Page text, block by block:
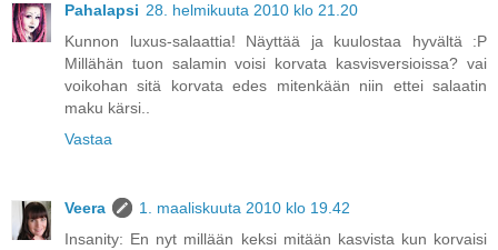
Pahalapsi 28. helmikuuta 2010 klo 21.20
Kunnon luxus-salaattia! Näyttää ja kuulostaa hyvältä :P
Millähän tuon salamin voisi korvata kasvisversioissa? vai
voikohan sitä korvata edes mitenkään niin ettei salaatin
maku kärsi..
Vastaa
Veera
1. maaliskuuta 2010 klo 19.42
Insanity: En nyt millään keksi mitään kasvista kun korvaisi